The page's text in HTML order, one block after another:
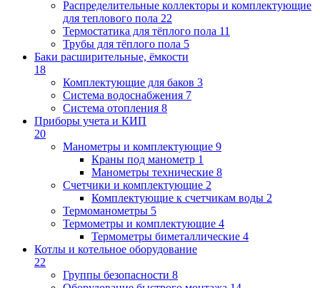
Распределительные коллекторы и комплектующие
для теплового пола 22
Термостатика для тёплого пола 11
Трубы для тёплого пола 5
Баки расширительные, ёмкости
18
Комплектующие для баков 3
Система водоснабжения 7
Система отопления 8
Приборы учета и КИП
20
Манометры и комплектующие 9
Краны под манометр 1
Манометры технические 8
Счетчики и комплектующие 2
Комплектующие к счетчикам воды 2
Термоманометры 5
Термометры и комплектующие 4
Термометры биметаллические 4
Котлы и котельное оборудование
22
Группы безопасности 8